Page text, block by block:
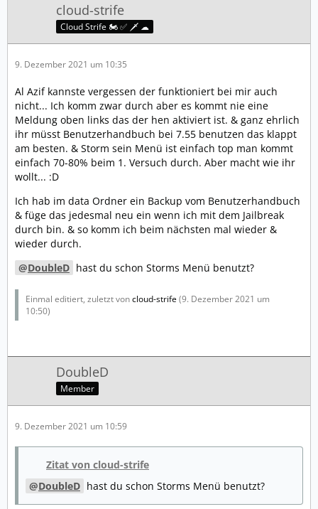
cloud-strife
Cloud Strife 🏍️ ✅ 🗡️ ☁
9. Dezember 2021 um 10:35
Al Azif kannste vergessen der funktioniert bei mir auch
nicht... Ich komm zwar durch aber es kommt nie eine
Meldung oben links das der hen aktiviert ist. & ganz ehrlich
ihr müsst Benutzerhandbuch bei 7.55 benutzen das klappt
am besten. & Storm sein Menü ist einfach top man kommt
einfach 70-80% beim 1. Versuch durch. Aber macht wie ihr
wollt... :D
Ich hab im data Ordner ein Backup vom Benutzerhandbuch
& füge das jedesmal neu ein wenn ich mit dem Jailbreak
durch bin. & so komm ich beim nächsten mal wieder &
wieder durch.
DoubleD hast du schon Storms Menü benutzt?
Einmal editiert, zuletzt voncloud-strife(9. Dezember 2021 um
10:50)
DoubleD
Member
9. Dezember 2021 um 10:59
Zitat von cloud-strife
DoubleD hast du schon Storms Menü benutzt?